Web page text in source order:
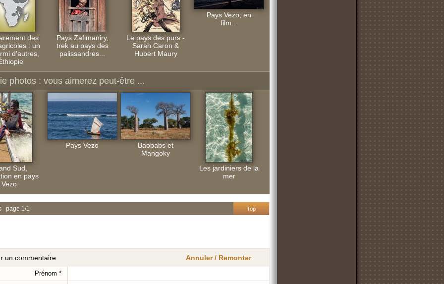
des
: un
d'autres,
Pays Zafimaniry,
trek au pays des
palissandres...
Le pays des purs -
Sarah Caron &
Hubert Maury
Pays Vezo, en
film...
photos : vous aimerez peut-être ...
Sud,
en pays
Vezo
Pays Vezo
Baobabs et
Mangoky
Les jardiniers de la
mer
Top
page 1/1
Annuler / Remonter
un commentaire
Prénom *